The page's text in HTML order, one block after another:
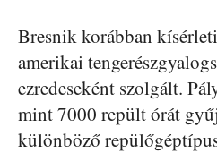
Bresnik korábban
amerikai
ezredeseként szolgált.
mint 7000 repült órát
különböző